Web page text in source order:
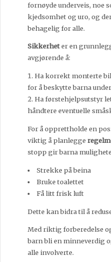
fornøyde underveis, noe
kjedsomhet og uro, og
behagelig for alle.
Sikkerheter en
avgjørende å:
Ha korrekt monterte
for å beskytte barna
Ha førstehjelpsutstyr
håndtere eventuelle
For å opprettholde en
viktig å planlegge
stopp gir barna
Strekke på beina
Bruke toalettet
Få litt frisk luft
Dette kan bidra til å
Med riktig forberedelse
barn bli en minneverdig
alle involverte.